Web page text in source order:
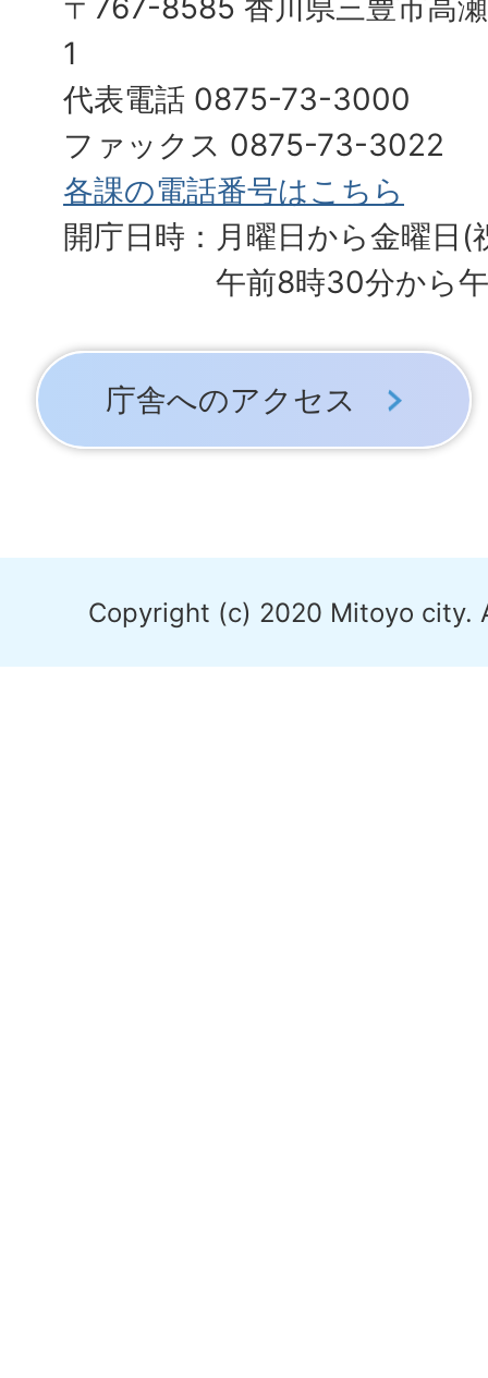
〒767-8585 香川県三豊市高
1
代表電話 0875-73-3000
ファックス 0875-73-3022
各課の電話番号はこちら
開庁日時：月曜日から金曜日(
午前8時30分から
庁舎へのアクセス
Copyright (c) 2020 Mitoyo city.